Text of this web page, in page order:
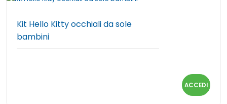
Kit Hello Kitty occhiali da sole
bambini
ACCEDI